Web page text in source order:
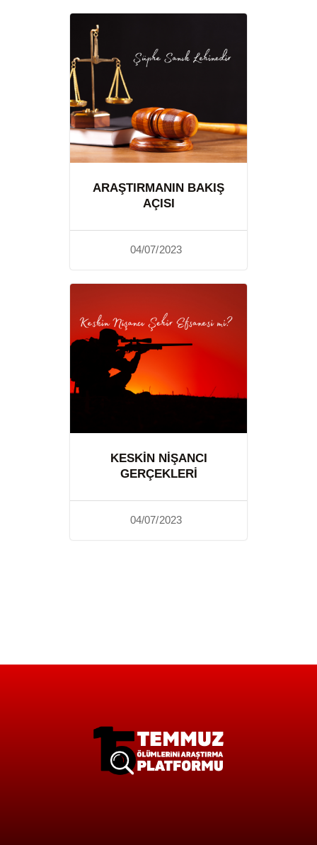
ARAŞTIRMANIN BAKIŞ
AÇISI
04/07/2023
KESKIN NIŞANCI
GERÇEKLERI
04/07/2023